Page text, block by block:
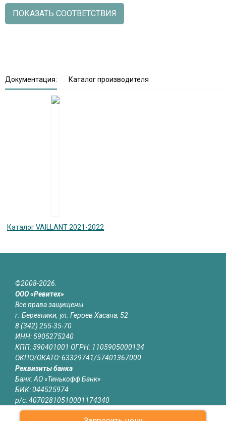
ПОКАЗАТЬ СООТВЕТСТВИЯ
Документация: Каталог производителя
Каталог VAILLANT 2021-2022
©2008-2026.
ООО «Ревитех»
Все права защищены
г. Березники, ул. Героев Хасана, 52
8 (342) 255-35-70
ИНН: 5905275240
КПП: 590401001 ОГРН: 1105905000134
ОКПО/ОКАТО: 63329741/57401367000
Реквизиты банка
Банк: АО «Тинькофф Банк»
БИК: 044525974
р/с: 40702810510001174340
к/с: 30101810145250000974